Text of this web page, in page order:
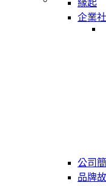
緣起
企業
公司
品牌